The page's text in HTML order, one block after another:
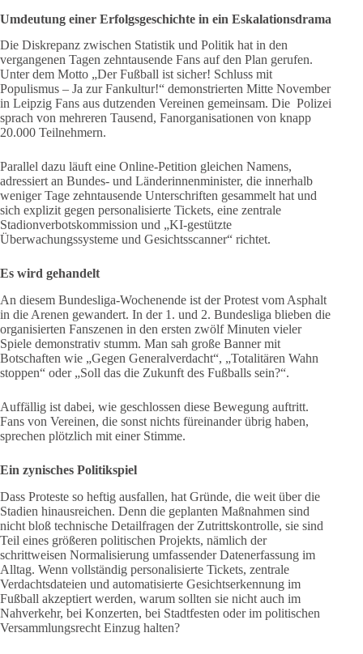
Umdeutung einer Erfolgsgeschichte in ein Eskalationsdrama
Die Diskrepanz zwischen Statistik und Politik hat in den
vergangenen Tagen zehntausende Fans auf den Plan gerufen.
Unter dem Motto „Der Fußball ist sicher! Schluss mit
Populismus – Ja zur Fankultur!“ demonstrierten Mitte November
in Leipzig Fans aus dutzenden Vereinen gemeinsam. Die Polizei
sprach von mehreren Tausend, Fanorganisationen von knapp
20.000 Teilnehmern.
Parallel dazu läuft eine Online-Petition gleichen Namens,
adressiert an Bundes- und Länderinnenminister, die innerhalb
weniger Tage zehntausende Unterschriften gesammelt hat und
sich explizit gegen personalisierte Tickets, eine zentrale
Stadionverbotskommission und „KI-gestützte
Überwachungssysteme und Gesichtsscanner“ richtet.
Es wird gehandelt
An diesem Bundesliga-Wochenende ist der Protest vom Asphalt
in die Arenen gewandert. In der 1. und 2. Bundesliga blieben die
organisierten Fanszenen in den ersten zwölf Minuten vieler
Spiele demonstrativ stumm. Man sah große Banner mit
Botschaften wie „Gegen Generalverdacht“, „Totalitären Wahn
stoppen“ oder „Soll das die Zukunft des Fußballs sein?“.
Auffällig ist dabei, wie geschlossen diese Bewegung auftritt.
Fans von Vereinen, die sonst nichts füreinander übrig haben,
sprechen plötzlich mit einer Stimme.
Ein zynisches Politikspiel
Dass Proteste so heftig ausfallen, hat Gründe, die weit über die
Stadien hinausreichen. Denn die geplanten Maßnahmen sind
nicht bloß technische Detailfragen der Zutrittskontrolle, sie sind
Teil eines größeren politischen Projekts, nämlich der
schrittweisen Normalisierung umfassender Datenerfassung im
Alltag. Wenn vollständig personalisierte Tickets, zentrale
Verdachtsdateien und automatisierte Gesichtserkennung im
Fußball akzeptiert werden, warum sollten sie nicht auch im
Nahverkehr, bei Konzerten, bei Stadtfesten oder im politischen
Versammlungsrecht Einzug halten?